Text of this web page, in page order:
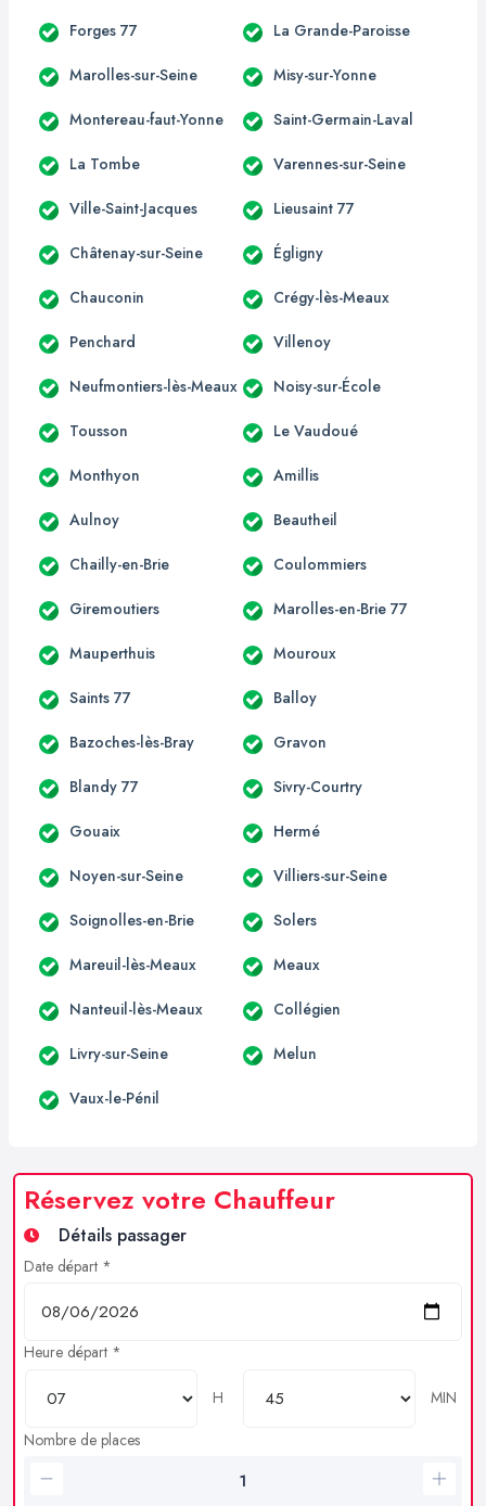
Forges 77 La Grande-Paroisse
Marolles-sur-Seine Misy-sur-Yonne
Montereau-faut-Yonne Saint-Germain-Laval
La Tombe Varennes-sur-Seine
Ville-Saint-Jacques Lieusaint 77
Châtenay-sur-Seine Égligny
Chauconin Crégy-lès-Meaux
Penchard Villenoy
Neufmontiers-lès-Meaux Noisy-sur-École
Tousson Le Vaudoué
Monthyon Amillis
Aulnoy Beautheil
Chailly-en-Brie Coulommiers
Giremoutiers Marolles-en-Brie 77
Mauperthuis Mouroux
Saints 77 Balloy
Bazoches-lès-Bray Gravon
Blandy 77 Sivry-Courtry
Gouaix Hermé
Noyen-sur-Seine Villiers-sur-Seine
Soignolles-en-Brie Solers
Mareuil-lès-Meaux Meaux
Nanteuil-lès-Meaux Collégien
Livry-sur-Seine Melun
Vaux-le-Pénil
Réservez votre Chauffeur
Détails passager
Date départ *
Heure départ *
H
MIN
Nombre de places